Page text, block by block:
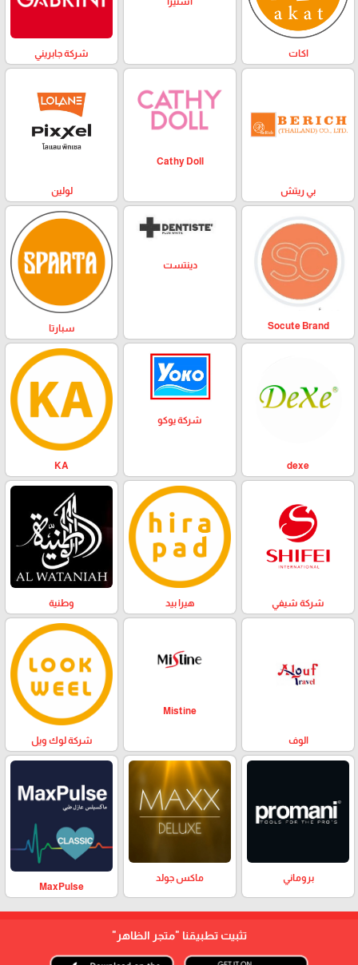
اكات شركة جابريني
بي ريتش
Cathy Doll
لولين
Socute Brand
دينتست
سبارتا
dexe
شركة يوكو
KA
شركة شيفي هيرا بيد وطنية
الوف
Mistine
شركة لوك ويل
بروماني ماكس جولد
MaxPulse
تثبيت تطبيقنا "متجر الظاهر"